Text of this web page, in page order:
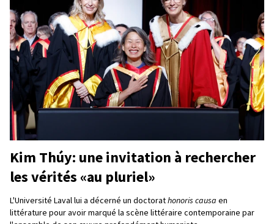
Kim Thúy: une invitation à rechercher
les vérités «au pluriel»
L'Université Laval lui a décerné un doctorathonoris causa en
littérature pour avoir marqué la scène littéraire contemporaine par